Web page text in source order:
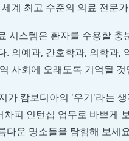
계 최고 수준의 의료 전문
시스템은 환자를 수용할
. 의예과, 간호학과, 의학과,
사회에 오래도록 기억될 것
가 캄보디아의 '우기'라는
차피 인턴십 업무로 바쁘게
다운 명소들을 탐험해 보세